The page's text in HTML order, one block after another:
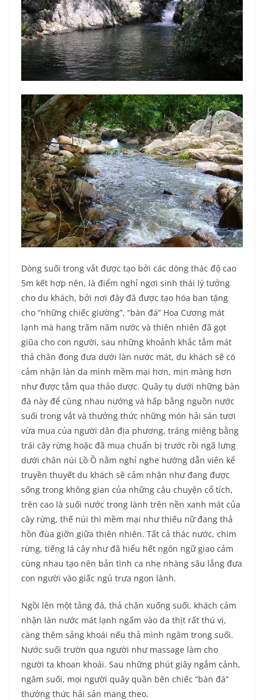
Dòng suối trong vắt được tạo bởi các dòng thác độ cao
5m kết hợp nên, là điểm nghỉ ngơi sinh thái lý tưởng
cho du khách, bởi nơi đây đã được tạo hóa ban tặng
cho “những chiếc giường”, “bàn đá” Hoa Cương mát
lạnh mà hang trăm năm nước và thiên nhiên đã gọt
giũa cho con người, sau những khoảnh khắc tắm mát
thả chân đong đưa dưới làn nước mát, du khách sẽ có
cảm nhận làn da mình mềm mại hơn, mịn màng hơn
như được tắm qua thảo dược. Quây tụ dưới những bàn
đá này để cùng nhau nướng và hấp bằng nguồn nước
suối trong vắt và thưởng thức những món hải sản tươi
vừa mua của người dân địa phương, tráng miệng bằng
trái cây rừng hoặc đã mua chuẩn bị trước rồi ngã lưng
dưới chân núi Lồ Ồ nằm nghỉ nghe hướng dẫn viên kể
truyền thuyết du khách sẽ cảm nhận như đang được
sống trong không gian của những câu chuyện cổ tích,
trên cao là suối nước trong lành trên nền xanh mát của
cây rừng, thế núi thì mềm mại như thiếu nữ đang thả
hồn đùa giỡn giữa thiên nhiên. Tất cả thác nước, chim
rừng, tiếng lá cây như đã hiểu hết ngôn ngữ giao cảm
cùng nhau tạo nên bản tình ca nhẹ nhàng sâu lắng đưa
con người vào giấc ngủ trưa ngon lành.
Ngồi lên một tảng đá, thả chân xuống suối, khách cảm
nhận làn nước mát lạnh ngấm vào da thịt rất thú vị,
càng thêm sảng khoái nếu thả mình ngâm trong suối.
Nước suối trườn qua người như massage làm cho
người ta khoan khoái. Sau những phút giây ngắm cảnh,
ngâm suối, mọi người quây quần bên chiếc “bàn đá”
thưởng thức hải sản mang theo.